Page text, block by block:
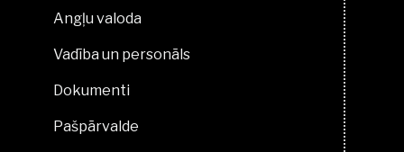
Angļu valoda
Vadība un personāls
Dokumenti
Pašpārvalde